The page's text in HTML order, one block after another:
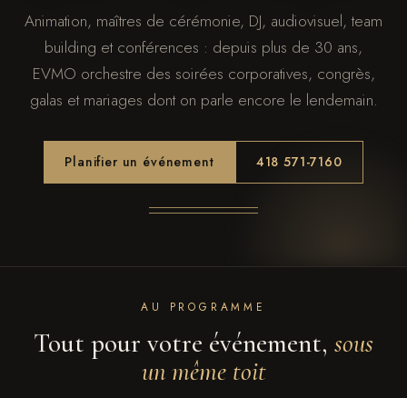
Animation, maîtres de cérémonie, DJ, audiovisuel, team
building et conférences : depuis plus de 30 ans,
EVMO orchestre des soirées corporatives, congrès,
galas et mariages dont on parle encore le lendemain.
Planifier un événement 418 571-7160
AU PROGRAMME
Tout pour votre événement, sous
un même toit